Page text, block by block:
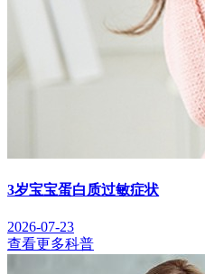
3岁宝宝蛋白质过敏症状
2026-07-23
查看更多科普